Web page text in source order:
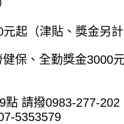
起（津貼、獎金另計
保、全勤獎金3000
點 請撥0983-277-202
5353579